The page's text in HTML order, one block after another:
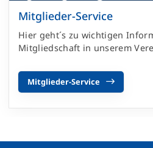
Mitglieder-Service
Hier geht´s zu wichtigen
Mitgliedschaft in unserem
Mitglieder-Service